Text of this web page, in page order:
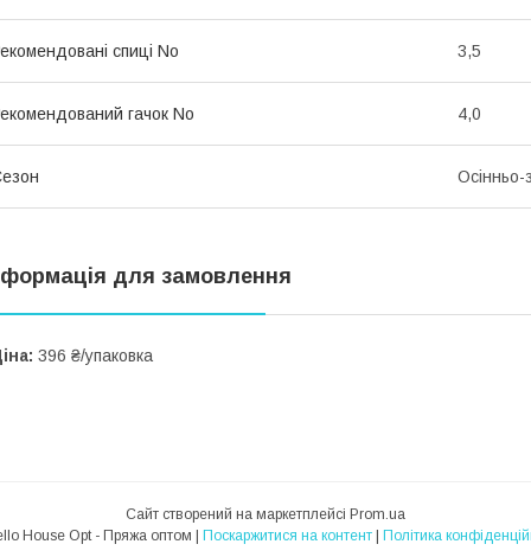
спиці No 3,5
гачок No 4,0
Осінньо-
для замовлення
396 ₴/упаковка
Сайт створений на маркетплейсі Prom.ua
Поскаржитися на контент Політика